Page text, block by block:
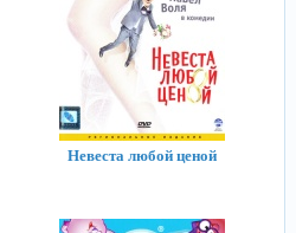
Невеста любой ценой